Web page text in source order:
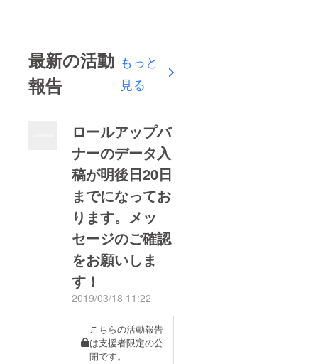
最新の活動
報告
もっと
見る
ロールアップバ
ナーのデータ入
稿が明後日20日
までになってお
ります。メッ
セージのご確認
をお願いしま
す！
2019/03/18 11:22
こちらの活動報告
は支援者限定の公
開です。